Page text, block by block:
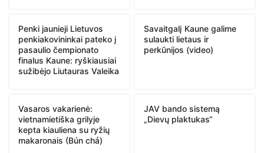
Penki jaunieji Lietuvos
penkiakovininkai pateko į
pasaulio čempionato
finalus Kaune: ryškiausiai
sužibėjo Liutauras Valeika
Savaitgalį Kaune galime
sulaukti lietaus ir
perkūnijos (video)
Vasaros vakarienė:
vietnamietiška grilyje
kepta kiauliena su ryžių
makaronais (Bún chả)
JAV bando sistemą
„Dievų plaktukas“